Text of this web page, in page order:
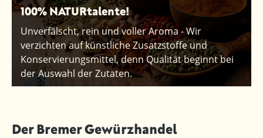
100% NATURtalente!
Unverfälscht, rein und voller Aroma - Wir
verzichten auf künstliche Zusatzstoffe und
Konservierungsmittel, denn Qualität beginnt bei
der Auswahl der Zutaten.
Der Bremer Gewürzhandel